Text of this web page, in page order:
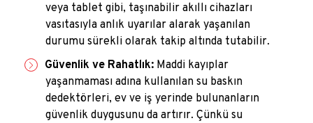
veya tablet gibi, taşınabilir akıllı cihazları
vasıtasıyla anlık uyarılar alarak yaşanılan
durumu sürekli olarak takip altında tutabilir.
Güvenlik ve Rahatlık: Maddi kayıplar
yaşanmaması adına kullanılan su baskın
dedektörleri, ev ve iş yerinde bulunanların
güvenlik duygusunu da artırır. Çünkü su